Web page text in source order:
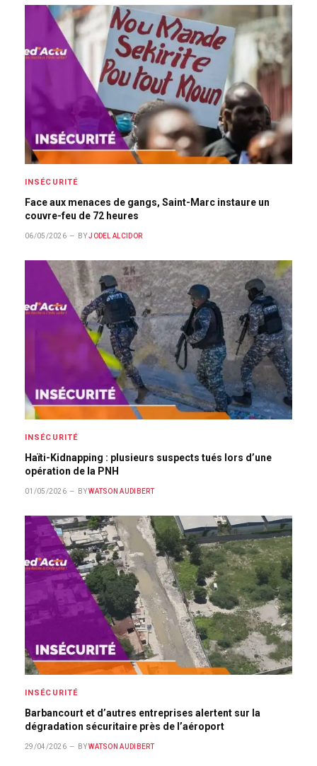
INSÉCURITÉ
Face aux menaces de gangs, Saint-Marc instaure un
couvre-feu de 72 heures
06/05/2026 BY JODEL ALCIDOR
INSÉCURITÉ
Haïti-Kidnapping : plusieurs suspects tués lors d’une
opération de la PNH
01/05/2026 BY WATSON AUDIBERT
INSÉCURITÉ
Barbancourt et d’autres entreprises alertent sur la
dégradation sécuritaire près de l’aéroport
29/04/2026 BY WATSON AUDIBERT